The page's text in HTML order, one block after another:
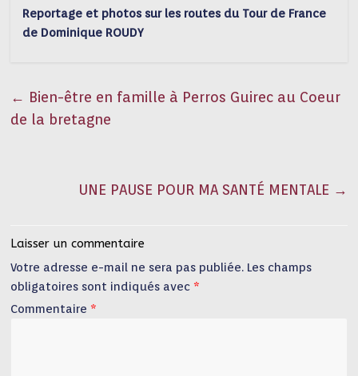
Reportage et photos sur les routes du Tour de France
de Dominique ROUDY
← Bien-être en famille à Perros Guirec au Coeur
de la bretagne
UNE PAUSE POUR MA SANTÉ MENTALE →
Laisser un commentaire
Votre adresse e-mail ne sera pas publiée. Les champs
obligatoires sont indiqués avec *
Commentaire *